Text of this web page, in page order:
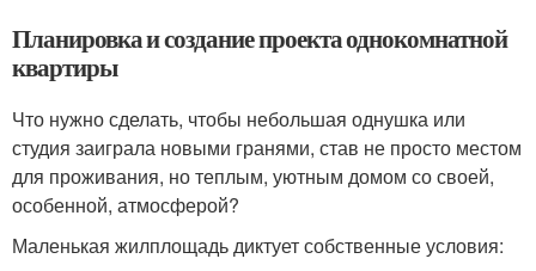
Планировка и создание проекта однокомнатной
квартиры
Что нужно сделать, чтобы небольшая однушка или
студия заиграла новыми гранями, став не просто местом
для проживания, но теплым, уютным домом со своей,
особенной, атмосферой?
Маленькая жилплощадь диктует собственные условия: